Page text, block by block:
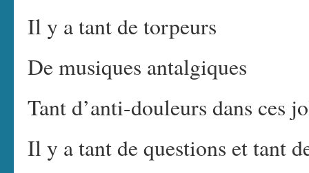
Il y a tant de torpeurs
De musiques antalgiques
Tant d’anti-douleurs dans ces
Il y a tant de questions et tant